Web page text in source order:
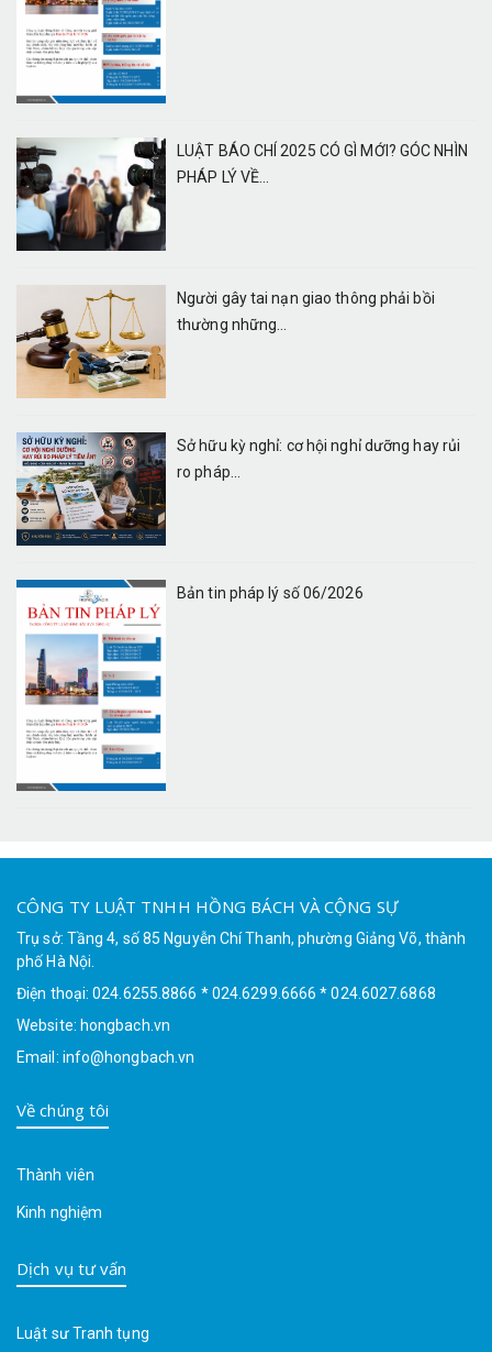
LUẬT BÁO CHÍ 2025 CÓ GÌ MỚI? GÓC NHÌN
PHÁP LÝ VỀ...
Người gây tai nạn giao thông phải bồi
thường những...
Sở hữu kỳ nghỉ: cơ hội nghỉ dưỡng hay rủi
ro pháp...
Bản tin pháp lý số 06/2026
CÔNG TY LUẬT TNHH HỒNG BÁCH VÀ CỘNG SỰ
Trụ sở: Tầng 4, số 85 Nguyễn Chí Thanh, phường Giảng Võ, thành
phố Hà Nội.
Điện thoại: 024.6255.8866 * 024.6299.6666 * 024.6027.6868
Website: hongbach.vn
Email: info@hongbach.vn
Về chúng tôi
Thành viên
Kinh nghiệm
Dịch vụ tư vấn
Luật sư Tranh tụng